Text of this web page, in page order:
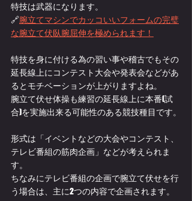
特技は武器になります。
🔗腕立てマシンでカッコいいフォームの完璧
な腕立て伏臥腕屈伸を極められます！
特技を身に付ける為の習い事や稽古でもその
延長線上にコンテスト大会や発表会などがあ
るとモチベーションが上がりますよね。
腕立て伏せ体操も練習の延長線上に本番(試
合)を実施出来る可能性のある競技種目です。
形式は「イベントなどの大会やコンテスト、
テレビ番組の筋肉企画」などが考えられま
す。
ちなみにテレビ番組の企画で腕立て伏せを行
う場合は、主に2つの内容で企画されます。